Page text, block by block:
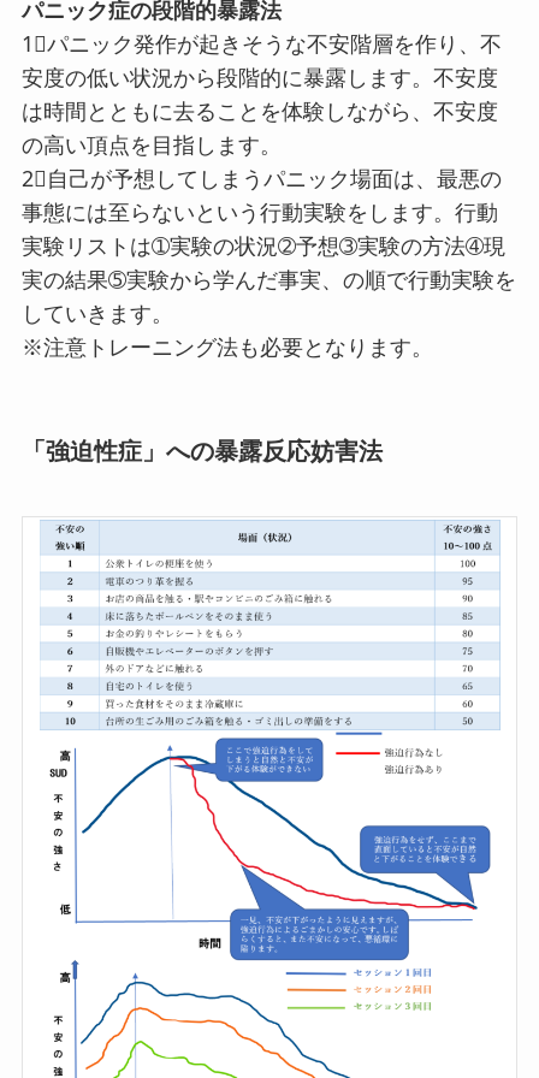
パニック症の段階的暴露法
1⃣パニック発作が起きそうな不安階層を作り、不
安度の低い状況から段階的に暴露します。不安度
は時間とともに去ることを体験しながら、不安度
の高い頂点を目指します。
2⃣自己が予想してしまうパニック場面は、最悪の
事態には至らないという行動実験をします。行動
実験リストは➀実験の状況➁予想➂実験の方法➃現
実の結果➄実験から学んだ事実、の順で行動実験を
していきます。
※注意トレーニング法も必要となります。
「強迫性症」への暴露反応妨害法